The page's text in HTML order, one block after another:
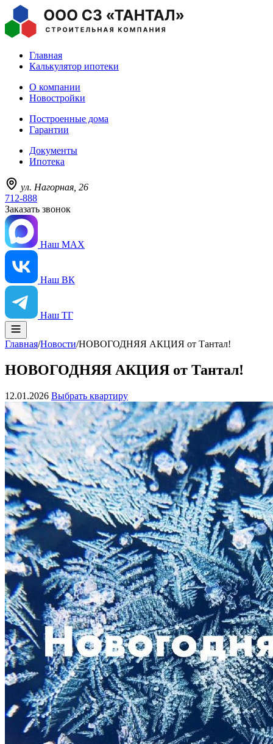
Главная
Калькулятор ипотеки
О компании
Новостройки
Построенные дома
Гарантии
Документы
Ипотека
ул. Нагорная, 26
712-888
Заказать звонок
Наш MAX
Наш ВК
Наш ТГ
Главная/Новости/НОВОГОДНЯЯ АКЦИЯ от Тантал!
НОВОГОДНЯЯ АКЦИЯ от Тантал!
12.01.2026 Выбрать квартиру